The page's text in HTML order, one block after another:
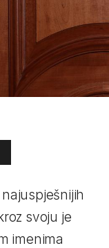
svoju je
imenima